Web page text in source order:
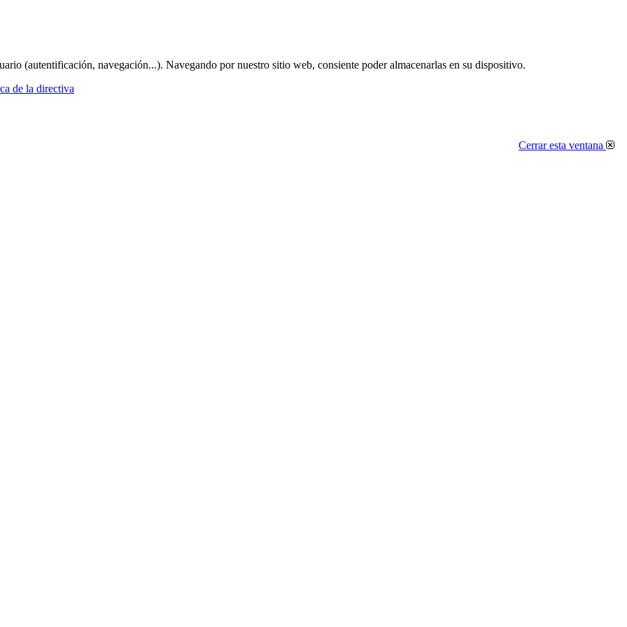
(autentificación, navegación...). Navegando por nuestro sitio web, consiente poder almacenarlas en su dispositivo.
de la directiva
Cerrar esta ventana